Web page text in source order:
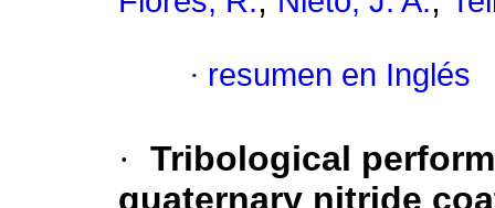
· resumen en Inglés
· Tribological
quaternary nitride